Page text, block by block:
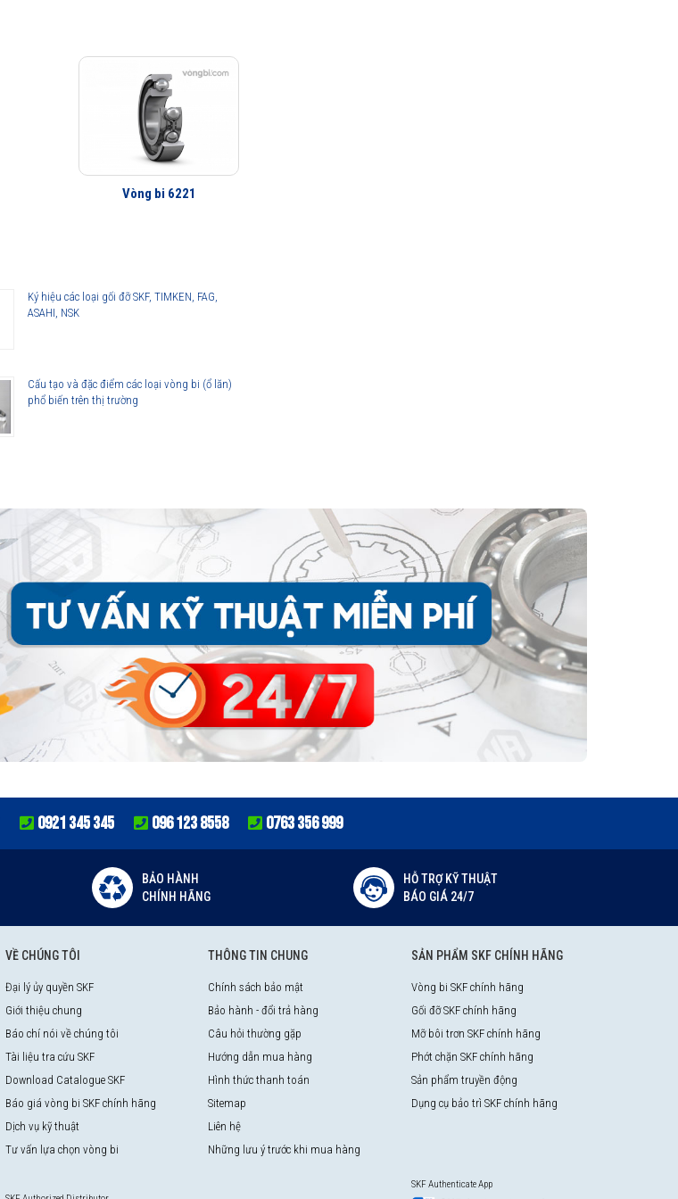
Vòng bi 6221
Ký hiệu các loại gối đỡ SKF, TIMKEN, FAG,
ASAHI, NSK
Cấu tạo và đặc điểm các loại vòng bi (ổ lăn)
phổ biến trên thị trường
0921 345 345 096 123 8558 0763 356 999
BẢO HÀNH
CHÍNH HÃNG
HỖ TRỢ KỸ THUẬT
BÁO GIÁ 24/7
VỀ CHÚNG TÔI
Đại lý ủy quyền SKF
Giới thiệu chung
Báo chí nói về chúng tôi
Tài liệu tra cứu SKF
Download Catalogue SKF
Báo giá vòng bi SKF chính hãng
Dịch vụ kỹ thuật
Tư vấn lựa chọn vòng bi
THÔNG TIN CHUNG
Chính sách bảo mật
Bảo hành - đổi trả hàng
Câu hỏi thường gặp
Hướng dẫn mua hàng
Hình thức thanh toán
Sitemap
Liên hệ
Những lưu ý trước khi mua hàng
SẢN PHẨM SKF CHÍNH HÃNG
Vòng bi SKF chính hãng
Gối đỡ SKF chính hãng
Mỡ bôi trơn SKF chính hãng
Phớt chặn SKF chính hãng
Sản phẩm truyền động
Dụng cụ bảo trì SKF chính hãng
SKF Authenticate App